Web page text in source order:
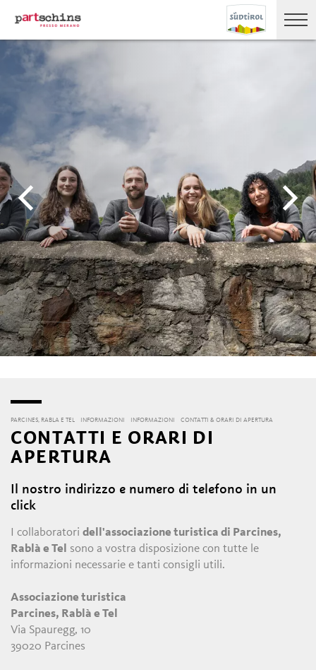
PARCINES, RABLA E TEL INFORMAZIONI INFORMAZIONI CONTATTI & ORARI DI APERTURA
CONTATTI E ORARI DI
APERTURA
Il nostro indirizzo e numero di telefono in un
click
I collaboratoridell'associazione turistica di Parcines,
Rablà e Tel
sono a vostra disposizione con tutte le
informazioni necessarie e tanti consigli utili.
Associazione turistica
Parcines, Rablà e Tel
Via Spauregg, 10
39020 Parcines